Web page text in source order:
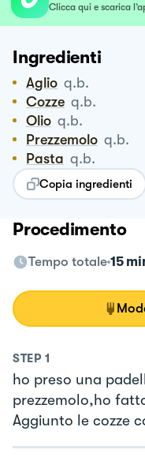
Clicca qui e scarica
Ingredienti
Aglio q.b.
Cozze q.b.
Olio q.b.
Prezzemolo q.b.
Pasta q.b.
Copia ingredienti
Procedimento
Tempo totale 15
STEP 1
ho preso una
prezzemolo,ho
Aggiunto le cozze